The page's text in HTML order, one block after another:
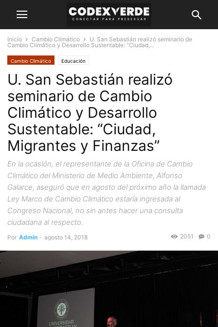
Inicio Cambio Climático
U. San Sebastián realizó seminario de
Cambio Climático y Desarrollo Sustentable: “Ciudad,...
Cambio Climático Educación
U. San Sebastián realizó
seminario de Cambio
Climático y Desarrollo
Sustentable: “Ciudad,
Migrantes y Finanzas”
En la ocasión, el representante de la Oficina de Cambio
Climático del Ministerio de Medio Ambiente, Alfonso
Galarce, aseguró que en agosto del próximo año la llamada
Ley Marco de Cambio Climático estaría ingresada al
Congreso Nacional, no sin antes hacer una consulta
ciudadana al respecto.
Por Admin - agosto 14, 2018 0
2051